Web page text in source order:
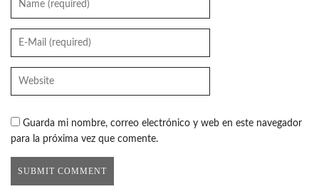
Guarda mi nombre, correo electrónico y web en este navegador
para la próxima vez que comente.